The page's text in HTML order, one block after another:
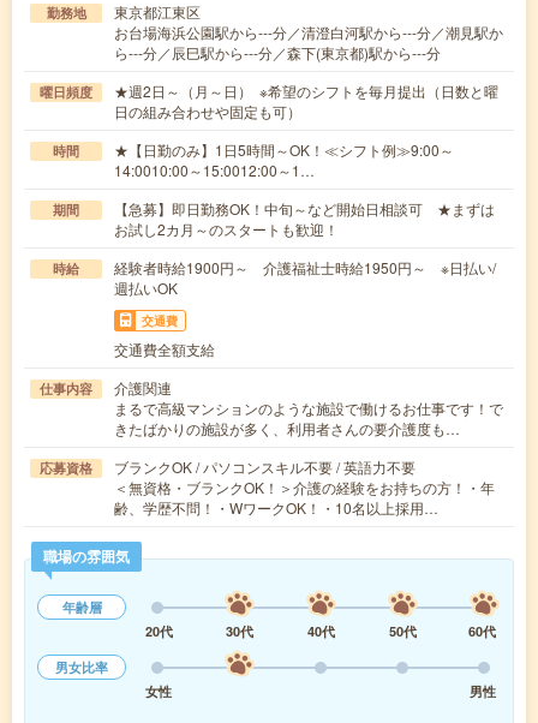
勤務地
東京都江東区
お台場海浜公園駅から---分／清澄白河駅から---分／潮見駅か
ら---分／辰巳駅から---分／森下(東京都)駅から---分
曜日頻度
★週2日～（月～日） ※希望のシフトを毎月提出（日数と曜
日の組み合わせや固定も可）
時間
★【日勤のみ】1日5時間～OK！≪シフト例≫9:00～
14:0010:00～15:0012:00～1…
期間
【急募】即日勤務OK！中旬～など開始日相談可 ★まずは
お試し2カ月～のスタートも歓迎！
時給
経験者時給1900円～ 介護福祉士時給1950円～ ※日払い/
週払いOK
交通費
交通費全額支給
仕事内容
介護関連
まるで高級マンションのような施設で働けるお仕事です！で
きたばかりの施設が多く、利用者さんの要介護度も…
応募資格
ブランクOK / パソコンスキル不要 / 英語力不要
＜無資格・ブランクOK！＞介護の経験をお持ちの方！・年
齢、学歴不問！・WワークOK！・10名以上採用…
職場の雰囲気
年齢層
20代
30代 40代 50代
60代
男女比率
女性
男性